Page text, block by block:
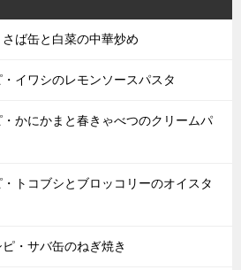
ば缶と白菜の中華炒め
イワシのレモンソースパスタ
かにかまと春きゃべつのクリームパ
トコブシとブロッコリーのオイスタ
・サバ缶のねぎ焼き